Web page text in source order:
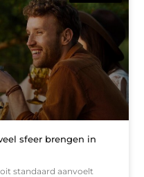
sfeer brengen in
standaard aanvoelt